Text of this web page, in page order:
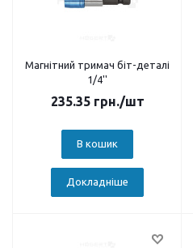
Магнітний тримач біт-деталі
1/4''
235.35грн./шт
В кошик
Докладніше